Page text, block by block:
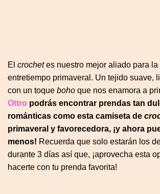
El crochetes nuestro mejor aliado para la
entretiempo primaveral. Un tejido suave,
con un toque boho que nos enamora a
Ottro podrás encontrar prendas tan
románticas como esta camiseta de
primaveral y favorecedora, ¡y ahora
menos! Recuerda que solo estarán los
durante 3 días así que, ¡aprovecha esta
hacerte con tu prenda favorita!